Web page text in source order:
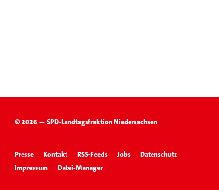
© 2026 — SPD-Landtagsfraktion Niedersachsen
Presse Kontakt RSS-Feeds Jobs
Datenschutz
Impressum
Datei-Manager